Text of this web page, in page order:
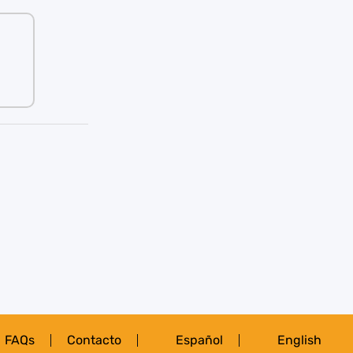
FAQs Contacto Español English